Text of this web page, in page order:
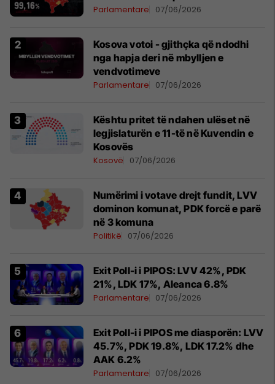
Parlamentare 07/06/2026
Kosova votoi - gjithçka që ndodhi
nga hapja deri në mbylljen e
vendvotimeve
Parlamentare 07/06/2026
Kështu pritet të ndahen ulëset në
legjislaturën e 11-të në Kuvendin e
Kosovës
Kosovë 07/06/2026
Numërimi i votave drejt fundit, LVV
dominon komunat, PDK forcë e parë
në 3 komuna
Politikë 07/06/2026
Exit Poll-i i PIPOS: LVV 42%, PDK
21%, LDK 17%, Aleanca 6.8%
Parlamentare 07/06/2026
Exit Poll-i i PIPOS me diasporën: LVV
45.7%, PDK 19.8%, LDK 17.2% dhe
AAK 6.2%
Parlamentare 07/06/2026